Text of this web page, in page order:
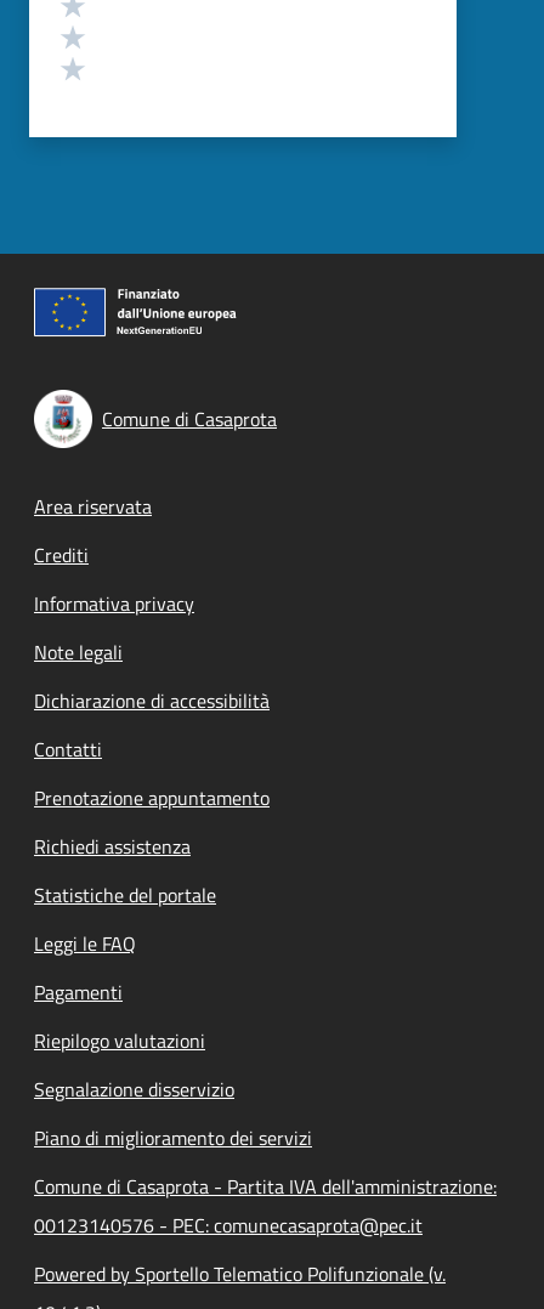
Comune di Casaprota
Footer menu
Area riservata
Crediti
Informativa privacy
Note legali
Dichiarazione di accessibilità
Contatti
Prenotazione appuntamento
Richiedi assistenza
Statistiche del portale
Leggi le FAQ
Pagamenti
Riepilogo valutazioni
Segnalazione disservizio
Piano di miglioramento dei servizi
Comune di Casaprota - Partita IVA dell'amministrazione:
00123140576 - PEC: comunecasaprota@pec.it
Powered by Sportello Telematico Polifunzionale (v.